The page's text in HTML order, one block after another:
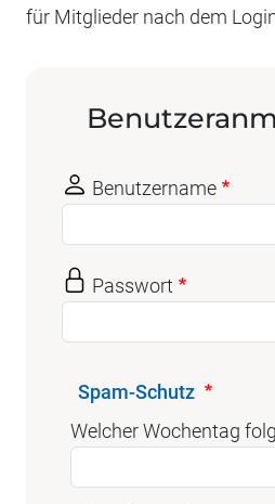
für Mitglieder nach dem
Benutzername
Passwort
Spam-Schutz
Welcher Wochentag